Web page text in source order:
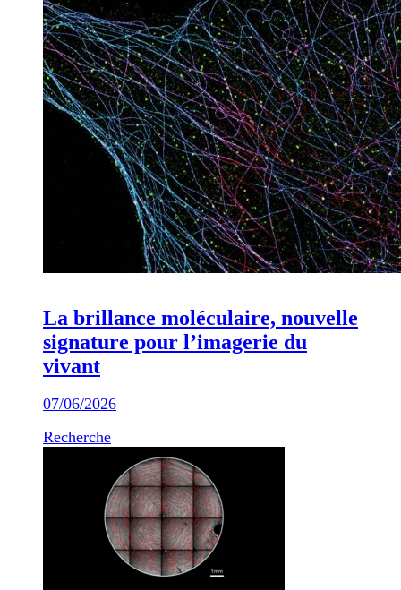
La brillance moléculaire, nouvelle
signature pour l’imagerie du
vivant
07/06/2026
Recherche